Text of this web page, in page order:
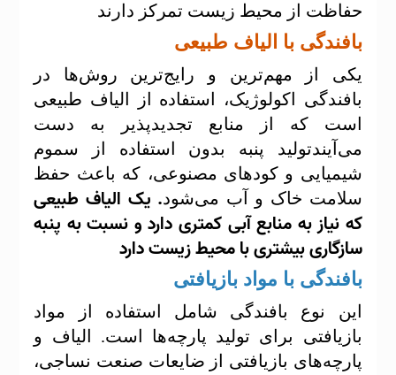
حفاظت از محیط زیست تمرکز دارند
بافندگی با الیاف طبیعی
یکی از مهم‌ترین و رایج‌ترین روش‌ها در
بافندگی اکولوژیک، استفاده از الیاف طبیعی
است که از منابع تجدیدپذیر به دست
می‌آیندتولید پنبه بدون استفاده از سموم
شیمیایی و کودهای مصنوعی، که باعث حفظ
سلامت خاک و آب می‌شود. یک الیاف طبیعی
که نیاز به منابع آبی کمتری دارد و نسبت به پنبه
سازگاری بیشتری با محیط زیست دارد
بافندگی با مواد بازیافتی
این نوع بافندگی شامل استفاده از مواد
بازیافتی برای تولید پارچه‌ها است. الیاف و
پارچه‌های بازیافتی از ضایعات صنعت نساجی،